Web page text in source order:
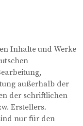
Inhalte und Werke
außerhalb der
der schriftlichen
Erstellers.
nur für den